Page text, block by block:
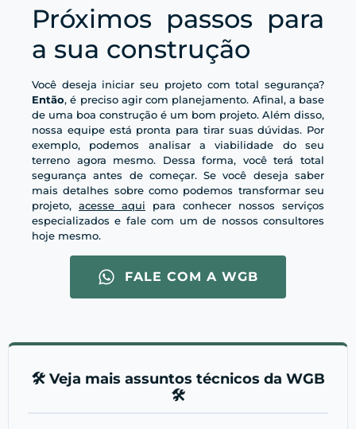
Próximos passos para
a sua construção
Você deseja iniciar seu projeto com total segurança?
Então, é preciso agir com planejamento. Afinal, a base
de uma boa construção é um bom projeto. Além disso,
nossa equipe está pronta para tirar suas dúvidas. Por
exemplo, podemos analisar a viabilidade do seu
terreno agora mesmo. Dessa forma, você terá total
segurança antes de começar. Se você deseja saber
mais detalhes sobre como podemos transformar seu
projeto, acesse aqui para conhecer nossos serviços
especializados e fale com um de nossos consultores
hoje mesmo.
FALE COM A WGB
🛠️ Veja mais assuntos técnicos da WGB
🛠️